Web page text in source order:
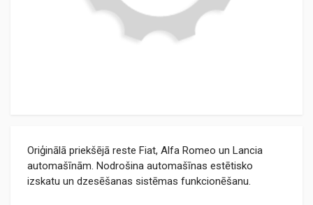
Oriģinālā priekšējā reste Fiat, Alfa Romeo un Lancia
automašīnām. Nodrošina automašīnas estētisko
izskatu un dzesēšanas sistēmas funkcionēšanu.